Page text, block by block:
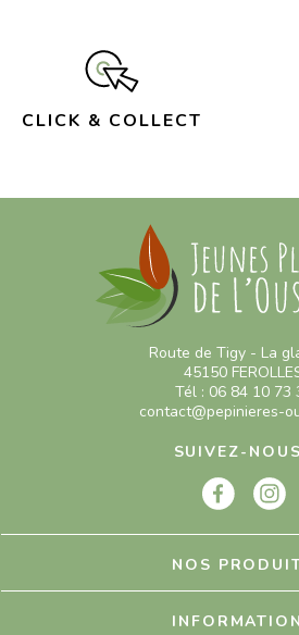
CLICK & COLLECT
Route de Tigy - La
45150
Tél : 06 84 10 73
contact@pepinieres-
SUIVEZ-
NOS